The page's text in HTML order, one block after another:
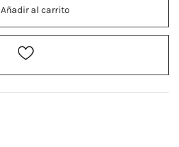
Añadir al carrito